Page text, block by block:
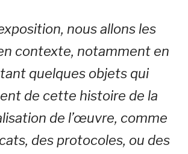
nous allons les
contexte, notamment en
quelques objets qui
de cette histoire de la
de l’œuvre, comme
des protocoles, ou des